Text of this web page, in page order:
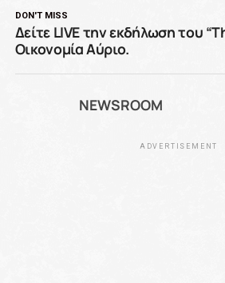
DON'T MISS
Δείτε LIVE την εκδήλωση του
Οικονομία Αύριο.
NEWSROOM
ADVERTISEMENT